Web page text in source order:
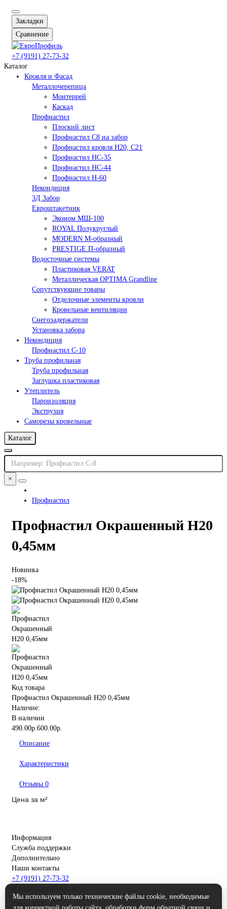
Закладки
Сравнение
+7 (9191) 27-73-32
Каталог
Кровля и Фасад
Металлочерепица
Монтеррей
Каскад
Профнастил
Плоский лист
Профнастил С8 на забор
Профнастил кровля Н20, С21
Профнастил НС-35
Профнастил НС-44
Профнастил Н-60
Некондиция
3Д Забор
Евроштакетник
Эконом МШ-100
ROYAL Полукруглый
MODERN М-образный
PRESTIGE П-образный
Водосточные системы
Пластиковая VERAT
Металлическая OPTIMA Grandline
Сопутствующие товары
Отделочные элементы кровли
Кровельные вентиляции
Снегозадержатели
Установка забора
Некондиция
Профнастил С-10
Труба профильная
Труба профильная
Заглушка пластиковая
Утеплитель
Пароизоляция
Экструзия
Саморезы кровельные
Каталог
×
Профнастил
Профнастил Окрашенный Н20
0,45мм
Новинка
-18%
Код товара
Профнастил Окрашенный Н20 0,45мм
Наличие:
В наличии
490.00р.600.00р.
Описание
Характеристики
Отзывы 0
Цена за м²
Информация
Служба поддержки
Дополнительно
Наши контакты
+7 (9191) 27-73-32
Мы используем только технические файлы cookie, необходимые